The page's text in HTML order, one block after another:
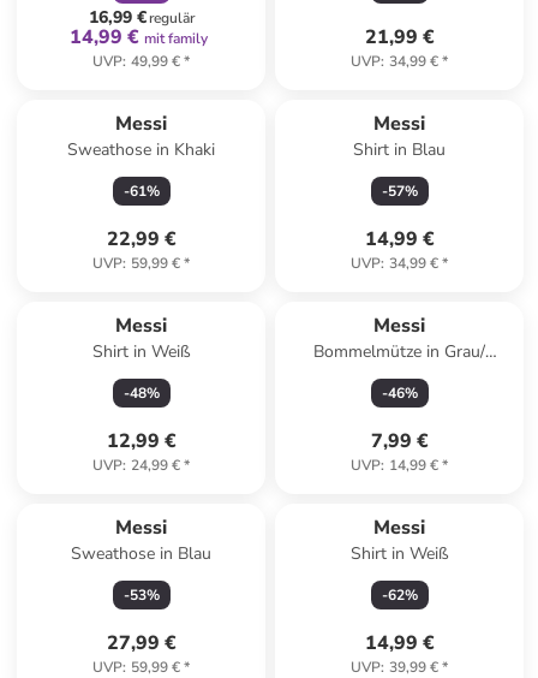
16,99 €regulär
14,99 € mit family
UVP: 49,99 €*
21,99 €
UVP: 34,99 €*
Messi
Sweathose in Khaki
-61%
22,99 €
UVP: 59,99 €*
Messi
Shirt in Blau
-57%
14,99 €
UVP: 34,99 €*
Messi
Shirt in Weiß
-48%
12,99 €
UVP: 24,99 €*
Messi
Bommelmütze in Grau/
Schwarz
-46%
7,99 €
UVP: 14,99 €*
Messi
Sweathose in Blau
-53%
27,99 €
UVP: 59,99 €*
Messi
Shirt in Weiß
-62%
14,99 €
UVP: 39,99 €*